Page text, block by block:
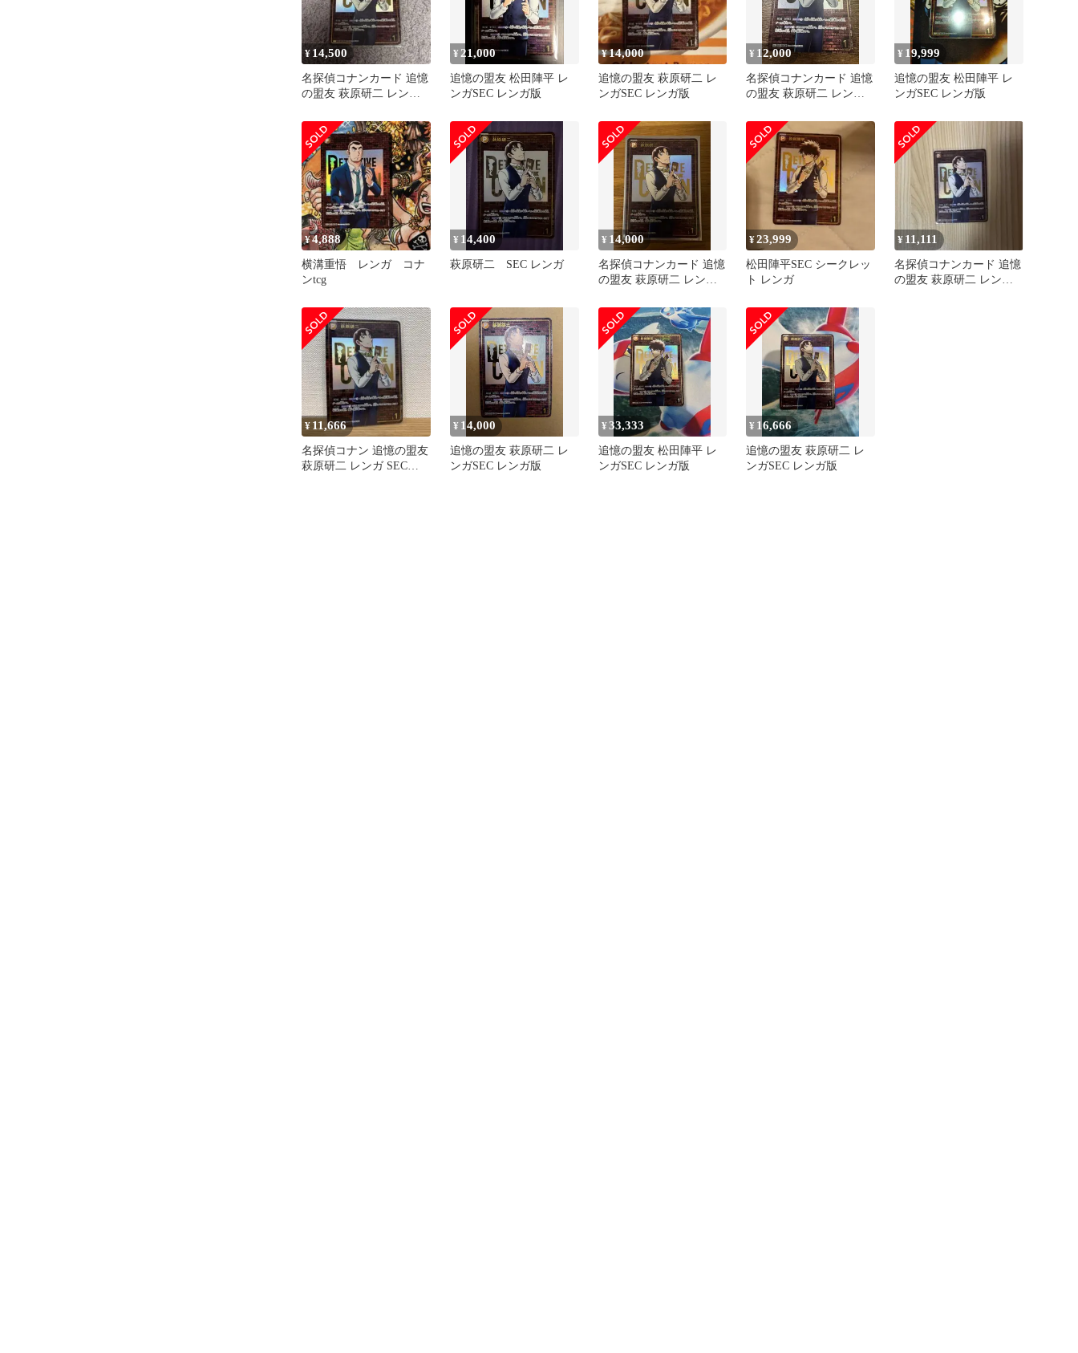
¥ 14,500
名探偵コナンカード 追憶
の盟友 萩原研二 レンガ
¥ 21,000
追憶の盟友 松田陣平 レ
ンガSEC レンガ版
¥14,000
追憶の盟友 萩原研二 レ
ンガSEC レンガ版
¥ 12,000
名探偵コナンカード 追憶
の盟友 萩原研二 レンガ
¥ 19,999
追憶の盟友 松田陣平 レ
ンガSEC レンガ版
¥4,888
横溝重悟 レンガ コナ
ンtcg
¥ 14,400
萩原研二 SEC レンガ
¥ 14,000
名探偵コナンカード 追憶
の盟友 萩原研二 レンガ
¥23,999
松田陣平SEC シークレッ
ト レンガ
¥ 11,111
名探偵コナンカード 追憶
の盟友 萩原研二 レンガ
¥ 11,666
名探偵コナン 追憶の盟友
萩原研二 レンガ SEC
¥ 14,000
追憶の盟友 萩原研二 レ
ンガSEC レンガ版
¥33,333
追憶の盟友 松田陣平 レ
ンガSEC レンガ版
¥ 16,666
追憶の盟友 萩原研二 レ
ンガSEC レンガ版